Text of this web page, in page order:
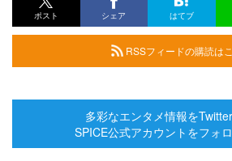
ポスト シェア はてブ
RSSフィードの購読は
多彩なエンタメ情報を
SPICE公式アカウントをフォ